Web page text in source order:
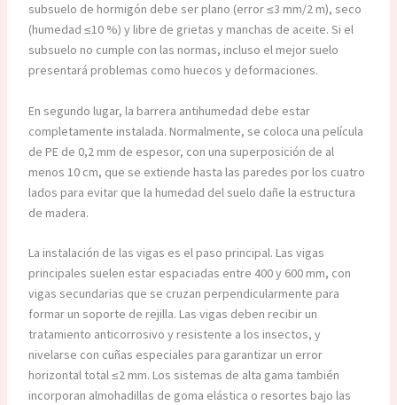
subsuelo de hormigón debe ser plano (error ≤3 mm/2 m), seco
(humedad ≤10 %) y libre de grietas y manchas de aceite. Si el
subsuelo no cumple con las normas, incluso el mejor suelo
presentará problemas como huecos y deformaciones.
En segundo lugar, la barrera antihumedad debe estar
completamente instalada. Normalmente, se coloca una película
de PE de 0,2 mm de espesor, con una superposición de al
menos 10 cm, que se extiende hasta las paredes por los cuatro
lados para evitar que la humedad del suelo dañe la estructura
de madera.
La instalación de las vigas es el paso principal. Las vigas
principales suelen estar espaciadas entre 400 y 600 mm, con
vigas secundarias que se cruzan perpendicularmente para
formar un soporte de rejilla. Las vigas deben recibir un
tratamiento anticorrosivo y resistente a los insectos, y
nivelarse con cuñas especiales para garantizar un error
horizontal total ≤2 mm. Los sistemas de alta gama también
incorporan almohadillas de goma elástica o resortes bajo las